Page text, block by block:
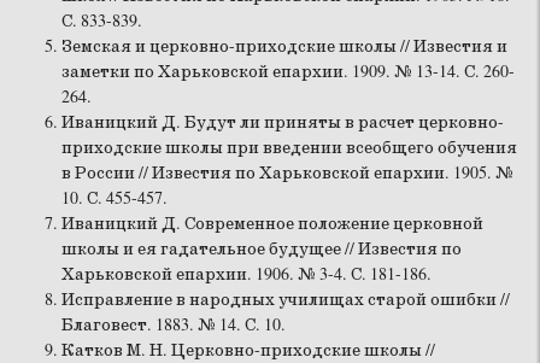
С. 833-839.
Земская и церковно-приходские школы // Известия и
заметки по Харьковской епархии. 1909. № 13-14. С. 260-
264.
Иваницкий Д. Будут ли приняты в расчет церковно-
приходские школы при введении всеобщего обучения
в России // Известия по Харьковской епархии. 1905. №
10. С. 455-457.
Иваницкий Д. Современное положение церковной
школы и ея гадательное будущее // Известия по
Харьковской епархии. 1906. № 3-4. С. 181-186.
Исправление в народных училищах старой ошибки //
Благовест. 1883. № 14. С. 10.
Катков М. Н. Церковно-приходские школы //